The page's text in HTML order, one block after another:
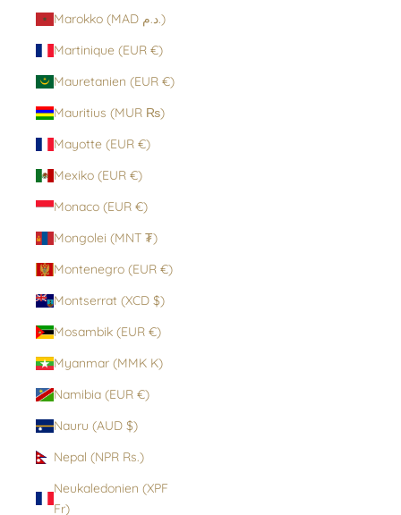
Marokko (MAD د.م.)
Martinique (EUR €)
Mauretanien (EUR €)
Mauritius (MUR ₨)
Mayotte (EUR €)
Mexiko (EUR €)
Monaco (EUR €)
Mongolei (MNT ₮)
Montenegro (EUR €)
Montserrat (XCD $)
Mosambik (EUR €)
Myanmar (MMK K)
Namibia (EUR €)
Nauru (AUD $)
Nepal (NPR Rs.)
Neukaledonien (XPF
Fr)